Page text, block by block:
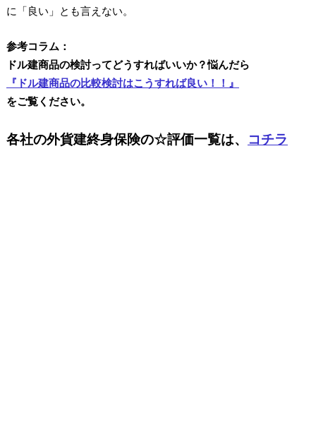
に「良い」とも言えない。
参考コラム：
ドル建商品の検討ってどうすればいいか？悩んだら
『ドル建商品の比較検討はこうすれば良い！！』
をご覧ください。
各社の外貨建終身保険の☆評価一覧は、 コチラ